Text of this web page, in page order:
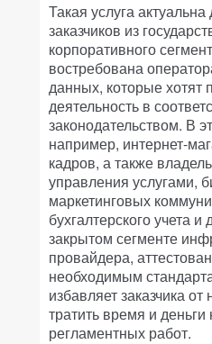
Такая услуга
заказчиков из
корпоративного
востребована
данных, которые хотят
деятельность в
законодательством. В
например, интернет-
кадров, а также
управления услугами,
маркетинговых
бухгалтерского учета
закрытом сегменте
провайдера,
необходимым
избавляет заказчика
тратить время и
регламентных работ.